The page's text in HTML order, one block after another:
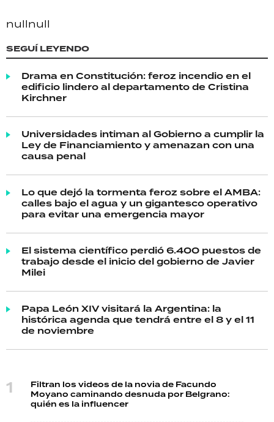
nullnull
SEGUÍ LEYENDO
Drama en Constitución: feroz incendio en el
edificio lindero al departamento de Cristina
Kirchner
Universidades intiman al Gobierno a cumplir la
Ley de Financiamiento y amenazan con una
causa penal
Lo que dejó la tormenta feroz sobre el AMBA:
calles bajo el agua y un gigantesco operativo
para evitar una emergencia mayor
El sistema científico perdió 6.400 puestos de
trabajo desde el inicio del gobierno de Javier
Milei
Papa León XIV visitará la Argentina: la
histórica agenda que tendrá entre el 8 y el 11
de noviembre
Filtran los videos de la novia de Facundo
Moyano caminando desnuda por Belgrano:
quién es la influencer